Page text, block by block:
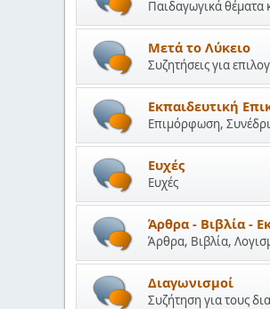
Παιδαγωγικά θέματα
Μετά το Λύκειο
Συζητήσεις για
Εκπαιδευτική
Επιμόρφωση,
Ευχές
Ευχές
Άρθρα - Βιβλία -
Άρθρα, Βιβλία,
Διαγωνισμοί
Συζήτηση για τους